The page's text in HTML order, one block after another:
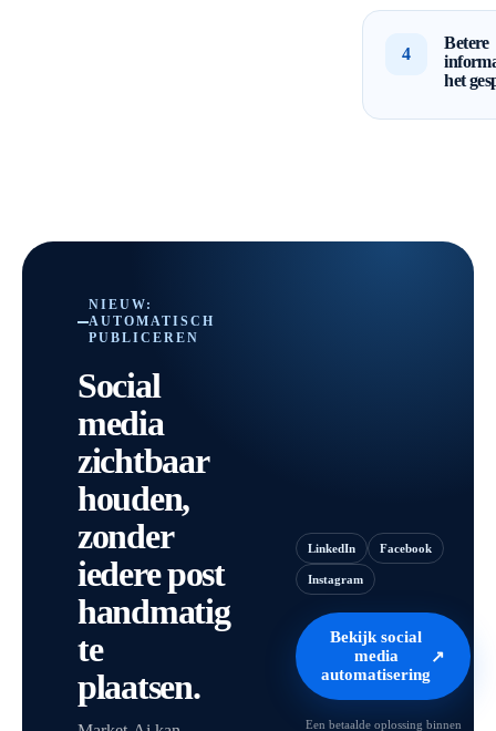
4
Betere
het
NIEUW:
AUTOMATISCH
PUBLICEREN
Social
media
zichtbaar
houden,
zonder
iedere post
handmatig
te
plaatsen.
LinkedIn Facebook
Instagram
Bekijk social
media
automatisering
↗
Een betaalde oplossing binnen